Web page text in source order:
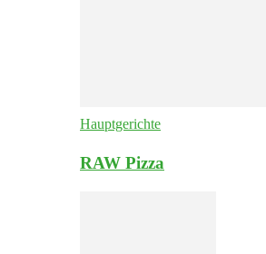
Hauptgerichte
RAW Pizza